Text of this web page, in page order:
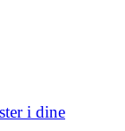
i dine